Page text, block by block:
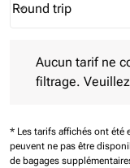
Journey Types
Round trip
keyboard_arrow_down
Aucun tarif ne
filtrage.
* Les tarifs affichés ont été
peuvent ne pas être
de bagages